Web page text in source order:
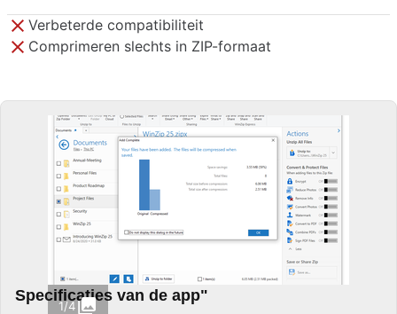
Verbeterde compatibiliteit
Comprimeren slechts in ZIP-formaat
1/4
Specificaties van de app"